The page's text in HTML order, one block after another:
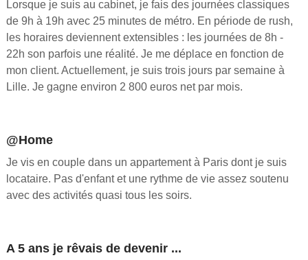
Lorsque je suis au cabinet, je fais des journées classiques
de 9h à 19h avec 25 minutes de métro. En période de rush,
les horaires deviennent extensibles : les journées de 8h -
22h son parfois une réalité. Je me déplace en fonction de
mon client. Actuellement, je suis trois jours par semaine à
Lille. Je gagne environ 2 800 euros net par mois.
@Home
Je vis en couple dans un appartement à Paris dont je suis
locataire. Pas d'enfant et une rythme de vie assez soutenu
avec des activités quasi tous les soirs.
A 5 ans je rêvais de devenir ...